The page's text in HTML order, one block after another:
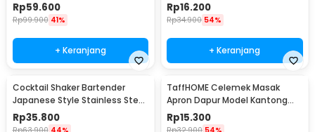
Rp59.600
Rp99.900 41%
+ Keranjang
Rp16.200
Rp34.900 54%
+ Keranjang
Cocktail Shaker Bartender
Japanese Style Stainless Steel
200ml
Rp35.800
TaffHOME Celemek Masak
Apron Dapur Model Kantong
Pola Spatula - JJ41
Rp15.300